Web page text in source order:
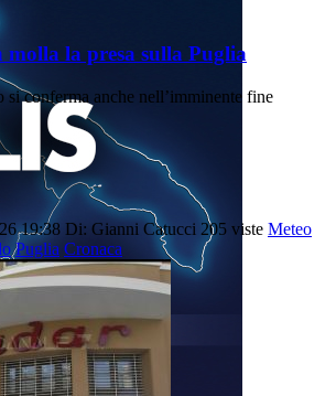
molla la presa sulla Puglia
si conferma anche nell’imminente fine
19:38 Di: Gianni Catucci 205 viste Meteo
Puglia Cronaca